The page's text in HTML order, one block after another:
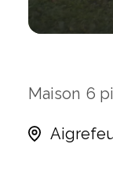
Maison 6